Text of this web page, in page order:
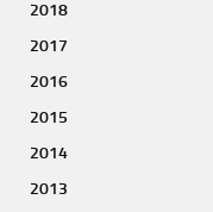
2018
2017
2016
2015
2014
2013